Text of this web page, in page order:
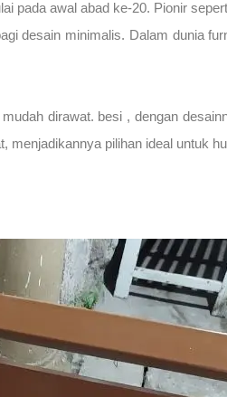
pada awal abad ke-20. Pionir
desain minimalis. Dalam dunia
dirawat. besi , dengan
menjadikannya pilihan ideal untuk